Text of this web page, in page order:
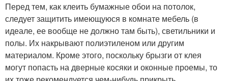
Перед тем, как клеить бумажные обои на потолок,
следует защитить имеющуюся в комнате мебель (в
идеале, ее вообще не должно там быть), светильники и
полы. Их накрывают полиэтиленом или другим
материалом. Кроме этого, поскольку брызги от клея
могут попасть на дверные косяки и оконные проемы, то